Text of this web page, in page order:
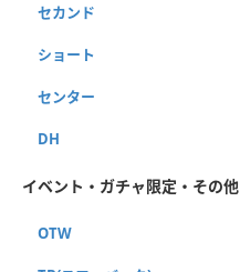
セカンド
ショート
センター
DH
イベント・ガチャ限定・その他
OTW